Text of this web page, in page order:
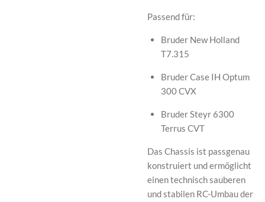
Passend für:
Bruder New Holland
T7.315
Bruder Case IH Optum
300 CVX
Bruder Steyr 6300
Terrus CVT
Das Chassis ist passgenau
konstruiert und ermöglicht
einen technisch sauberen
und stabilen RC-Umbau der